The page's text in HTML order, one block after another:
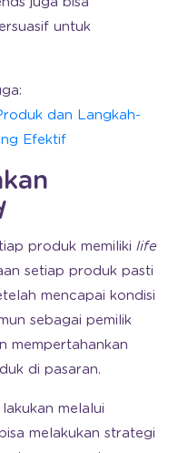
untuk
dan Langkah-
Efektif
produk memiliki life
setiap produk pasti
mencapai kondisi
sebagai pemilik
mempertahankan
di pasaran.
melalui
melakukan strategi